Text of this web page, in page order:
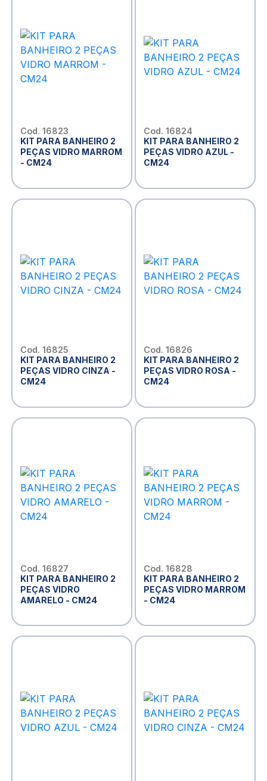
Cod. 16823
KIT PARA BANHEIRO 2
PEÇAS VIDRO MARROM
- CM24
Cod. 16824
KIT PARA BANHEIRO 2
PEÇAS VIDRO AZUL -
CM24
Cod. 16825
KIT PARA BANHEIRO 2
PEÇAS VIDRO CINZA -
CM24
Cod. 16826
KIT PARA BANHEIRO 2
PEÇAS VIDRO ROSA -
CM24
Cod. 16827
KIT PARA BANHEIRO 2
PEÇAS VIDRO
AMARELO - CM24
Cod. 16828
KIT PARA BANHEIRO 2
PEÇAS VIDRO MARROM
- CM24